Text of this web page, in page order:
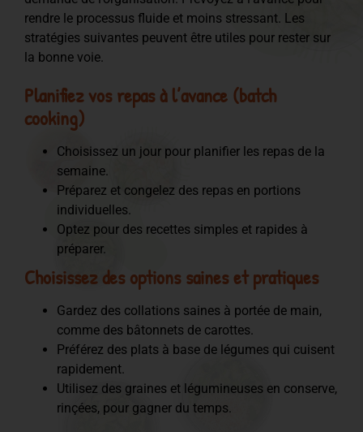
rendre le processus fluide et moins stressant. Les
stratégies suivantes peuvent être utiles pour rester sur
la bonne voie.
Planifiez vos repas à l’avance (batch
cooking)
Choisissez un jour pour planifier les repas de la
semaine.
Préparez et congelez des repas en portions
individuelles.
Optez pour des recettes simples et rapides à
préparer.
Choisissez des options saines et pratiques
Gardez des collations saines à portée de main,
comme des bâtonnets de carottes.
Préférez des plats à base de légumes qui cuisent
rapidement.
Utilisez des graines et légumineuses en conserve,
rinçées, pour gagner du temps.